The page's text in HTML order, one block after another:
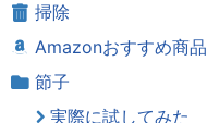
掃除
Amazonおすすめ商品
節子
実際に試してみた